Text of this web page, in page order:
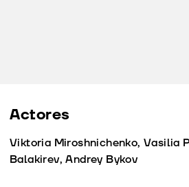
Actores
Viktoria Miroshnichenko, Vasilia
Balakirev, Andrey Bykov